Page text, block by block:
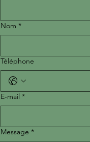
Nom *
Téléphone
E‑mail *
Message *